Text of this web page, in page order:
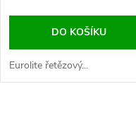
DO KOŠÍKU
Eurolite řetězový...